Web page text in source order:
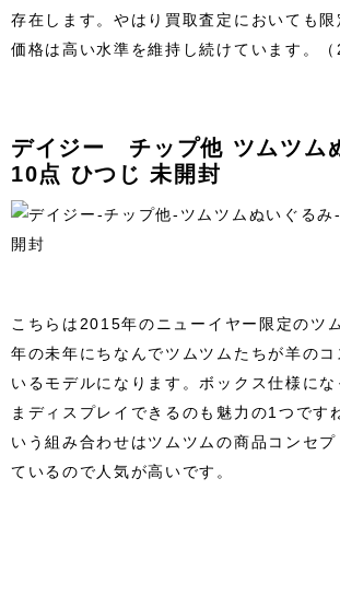
存在します。やはり買取査定においても
価格は高い水準を維持し続けています。（
デイジー チップ他 ツムツム
10点 ひつじ 未開封
こちらは2015年のニューイヤー限定のツ
年の未年にちなんでツムツムたちが羊の
いるモデルになります。ボックス仕様にな
まディスプレイできるのも魅力の1つです
いう組み合わせはツムツムの商品コンセ
ているので人気が高いです。